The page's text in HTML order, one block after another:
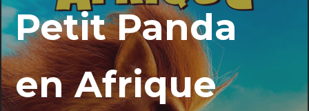
Petit Panda
en Afrique